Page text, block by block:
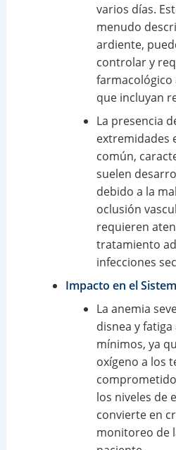
varios días.
menudo
ardiente,
controlar y
farmacológico
que incluyan
La presencia
extremidades
común,
suelen
debido a la
oclusión
requieren
tratamiento
infecciones
Impacto en el
La anemia
disnea y
mínimos, ya
oxígeno a los
los niveles de
convierte en
monitoreo de